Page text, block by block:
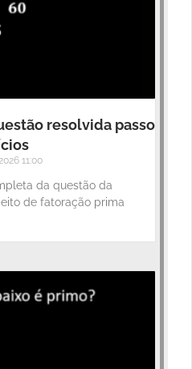
resolvida passo
11:00
da questão da
de fatoração prima